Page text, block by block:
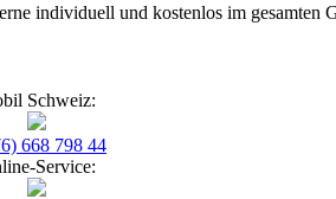
individuell und kostenlos im gesamten
Schweiz:
668 798 44
Service: